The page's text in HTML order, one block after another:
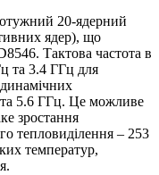
20-ядерний
ядер), що
Тактова частота в
та 3.4 ГГц для
та 5.6 ГГц. Це можливе
зростання
тепловиділення – 253
температур,